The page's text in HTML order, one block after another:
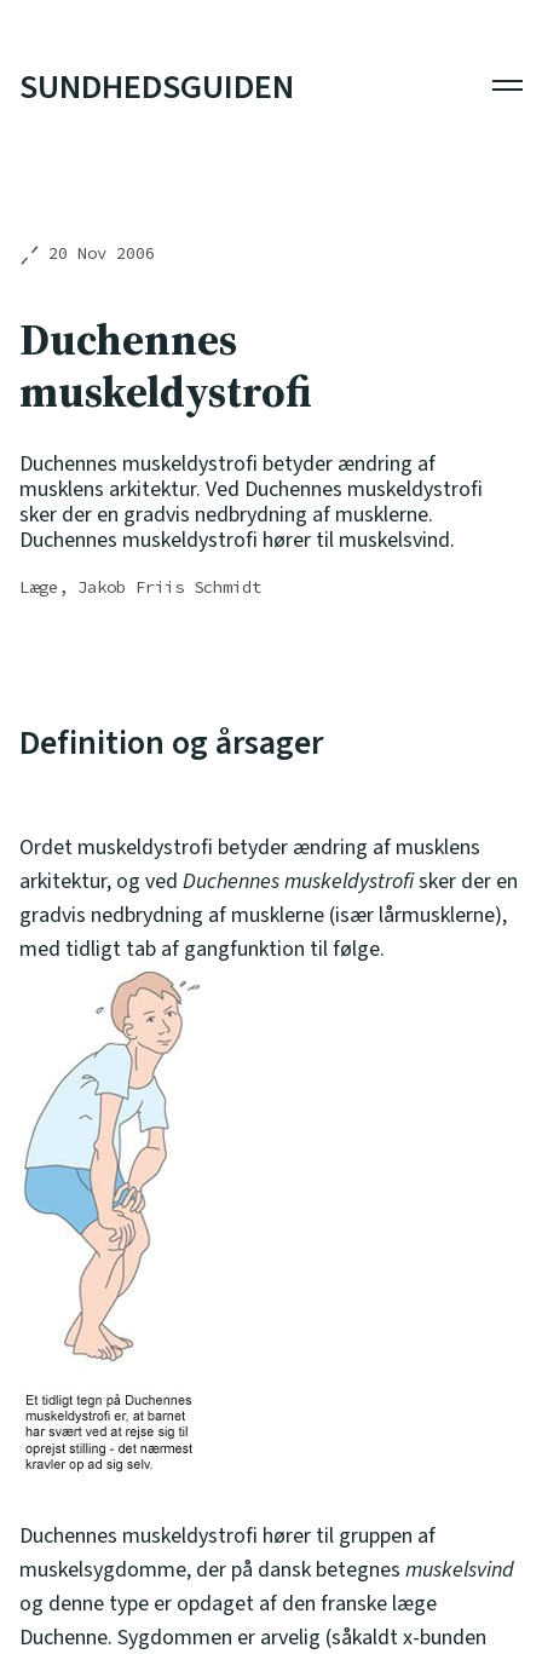
SUNDHEDSGUIDEN
20 Nov 2006
Duchennes
muskeldystrofi
Duchennes muskeldystrofi betyder ændring af
musklens arkitektur. Ved Duchennes muskeldystrofi
sker der en gradvis nedbrydning af musklerne.
Duchennes muskeldystrofi hører til muskelsvind.
Læge, Jakob Friis Schmidt
Definition og årsager
Ordet muskeldystrofi betyder ændring af musklens
arkitektur, og ved Duchennes muskeldystrofisker der en
gradvis nedbrydning af musklerne (især lårmusklerne),
med tidligt tab af gangfunktion til følge.
Duchennes muskeldystrofi hører til gruppen af
muskelsygdomme, der på dansk betegnes muskelsvind
og denne type er opdaget af den franske læge
Duchenne. Sygdommen er arvelig (såkaldt x-bunden